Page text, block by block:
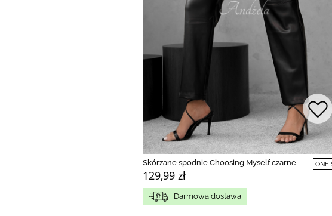
Skórzane spodnie Choosing Myself czarne
129,99 zł
ONE
Darmowa dostawa